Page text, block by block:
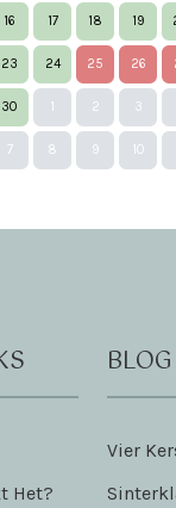
16 17 18 19
23 24 25 26
30 2 3
7 8 9 10
Het?
BLOG
Vier